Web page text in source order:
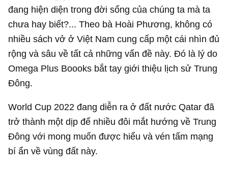
đang hiện diện trong đời sống của chúng ta mà ta
chưa hay biết?... Theo bà Hoài Phương, không có
nhiều sách vở ở Việt Nam cung cấp một cái nhìn đủ
rộng và sâu về tất cả những vấn đề này. Đó là lý do
Omega Plus Boooks bắt tay giới thiệu lịch sử Trung
Đông.
World Cup 2022 đang diễn ra ở đất nước Qatar đã
trở thành một dịp để nhiều đôi mắt hướng về Trung
Đông với mong muốn được hiểu và vén tấm mạng
bí ẩn về vùng đất này.